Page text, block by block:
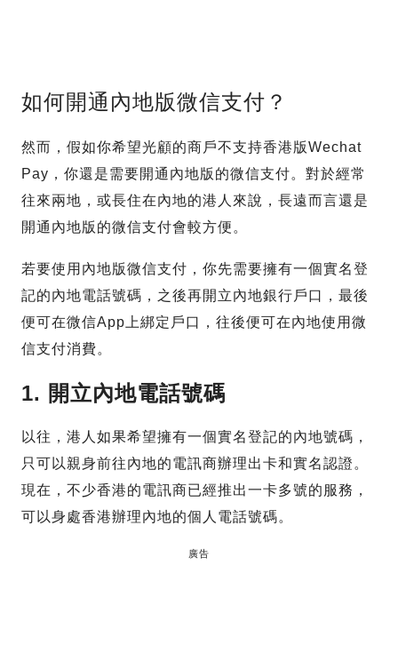
如何開通內地版微信支付？
然而，假如你希望光顧的商戶不支持香港版Wechat
Pay，你還是需要開通內地版的微信支付。對於經常
往來兩地，或長住在內地的港人來說，長遠而言還是
開通內地版的微信支付會較方便。
若要使用內地版微信支付，你先需要擁有一個實名登
記的內地電話號碼，之後再開立內地銀行戶口，最後
便可在微信App上綁定戶口，往後便可在內地使用微
信支付消費。
1. 開立內地電話號碼
以往，港人如果希望擁有一個實名登記的內地號碼，
只可以親身前往內地的電訊商辦理出卡和實名認證。
現在，不少香港的電訊商已經推出一卡多號的服務，
可以身處香港辦理內地的個人電話號碼。
廣告